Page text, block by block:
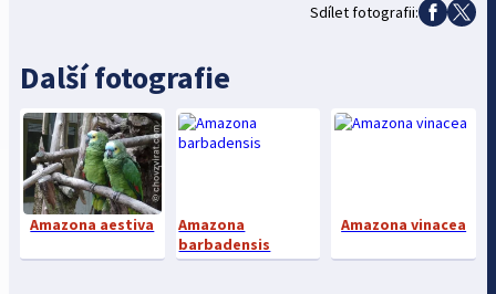
Sdílet fotografii:
Další fotografie
Amazona aestiva
Amazona
barbadensis
Amazona vinacea